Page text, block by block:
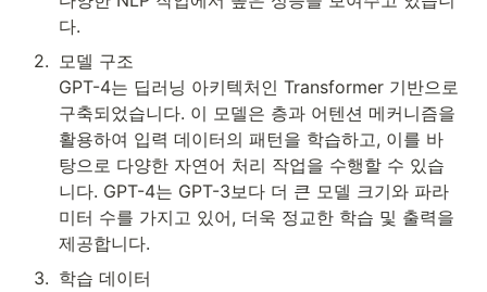
다.
2. 모델 구조
GPT-4는 딥러닝 아키텍처인 Transformer 기반으로
구축되었습니다. 이 모델은 층과 어텐션 메커니즘을
활용하여 입력 데이터의 패턴을 학습하고, 이를 바
탕으로 다양한 자연어 처리 작업을 수행할 수 있습
니다. GPT-4는 GPT-3보다 더 큰 모델 크기와 파라
미터 수를 가지고 있어, 더욱 정교한 학습 및 출력을
제공합니다.
3. 학습 데이터